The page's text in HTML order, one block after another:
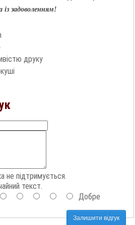
із задоволенням!
друку
не підтримується.
текст.
Добре
Залишити відгук